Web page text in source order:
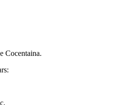
Cocentaina.